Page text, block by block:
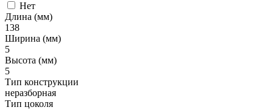
Нет
Длина (мм)
138
Ширина (мм)
5
Высота (мм)
5
Тип конструкции
неразборная
Тип цоколя